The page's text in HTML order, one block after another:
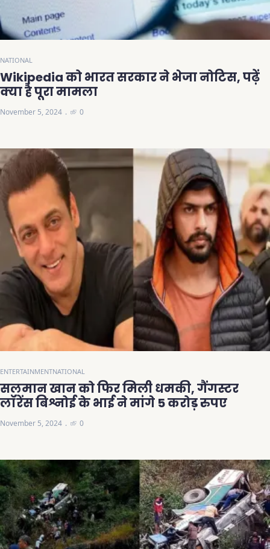
NATIONAL
Wikipedia को भारत सरकार ने भेजा नोटिस, पढ़ें
क्या है पूरा मामला
November 5, 2024 0
ENTERTAINMENTNATIONAL
सलमान खान को फिर मिली धमकी, गैंगस्टर
लॉरेंस बिश्नोई के भाई ने मांगे 5 करोड़ रुपए
November 5, 2024 0